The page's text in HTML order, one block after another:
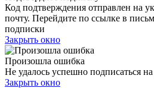
Код подтверждения отправлен на
почту. Перейдите по ссылке в
подписки
Закрыть окно
Произошла ошибка
Не удалось успешно подписаться на
Закрыть окно